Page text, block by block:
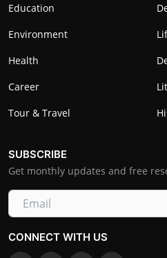
Education
Environment
Health
Career
Tour & Travel
SUBSCRIBE
Get monthly updates and free
CONNECT WITH US